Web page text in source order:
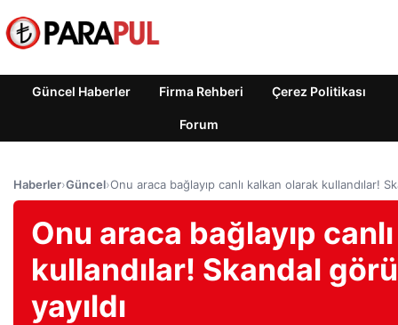
Güncel Haberler Firma Rehberi Çerez Politikası
Forum
Haberler›Güncel›Onu araca bağlayıp canlı kalkan olarak kullandılar!
Onu araca bağlayıp
kullandılar! Skandal
yayıldı